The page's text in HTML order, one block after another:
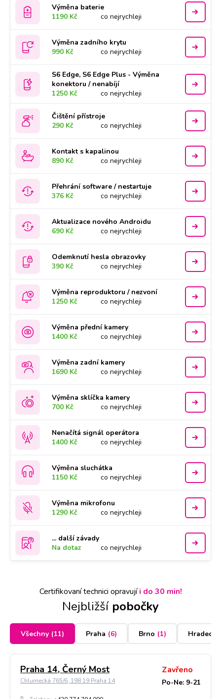
Výměna baterie
1190 Kč
co nejrychleji
Výměna zadního krytu
990 Kč
co nejrychleji
S6 Edge, S6 Edge Plus - Výměna
konektoru / nenabíjí
1250 Kč
co nejrychleji
Čištění přístroje
290 Kč
co nejrychleji
Kontakt s kapalinou
890 Kč
co nejrychleji
Přehrání software / nestartuje
376 Kč
co nejrychleji
Aktualizace nového Androidu
690 Kč
co nejrychleji
Odemknutí hesla obrazovky
390 Kč
co nejrychleji
Výměna reproduktoru / nezvoní
1250 Kč
co nejrychleji
Výměna přední kamery
1400 Kč
co nejrychleji
Výměna zadní kamery
1690 Kč
co nejrychleji
Výměna sklíčka kamery
700 Kč
co nejrychleji
Nenačítá signál operátora
1400 Kč
co nejrychleji
Výměna sluchátka
1150 Kč
co nejrychleji
Výměna mikrofonu
1290 Kč
co nejrychleji
... další závady
Na dotaz
co nejrychleji
Certifikovaní technici opravujíi do 30 min!
Nejbližší pobočky
Všechny (11) Praha (6) Brno (1) Hradec
Praha 14, Černý Most
Chlumecká 765/6, 198 19 Praha 14
Zavřeno
Po-Ne: 9-21